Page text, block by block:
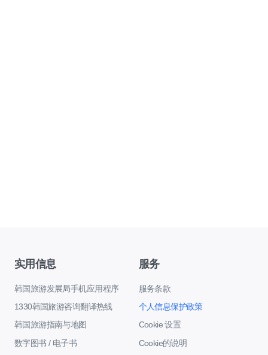
实用信息
韩国旅游发展局手机应用程序
1330韩国旅游咨询翻译热线
韩国旅游指南与地图
数字图书 / 电子书
服务
服务条款
个人信息保护政策
Cookie 设置
Cookie的说明